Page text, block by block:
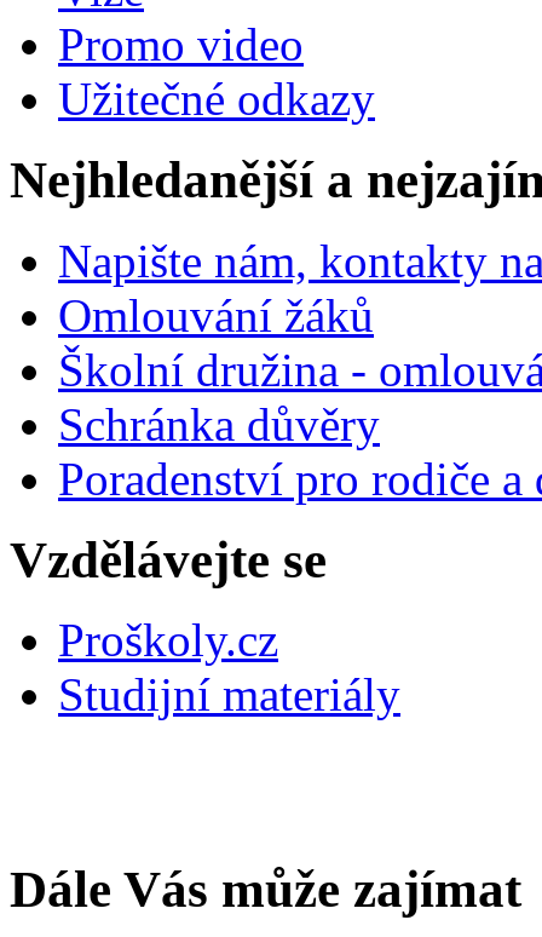
Promo video
Užitečné odkazy
Nejhledanější a
Napište nám, kontakty
Omlouvání žáků
Školní družina -
Schránka důvěry
Poradenství pro rodiče
Vzdělávejte se
Proškoly.cz
Studijní materiály
Dále Vás může zajímat